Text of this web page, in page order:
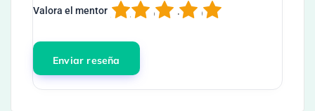
Valora el mentor 5
4
3
2
1